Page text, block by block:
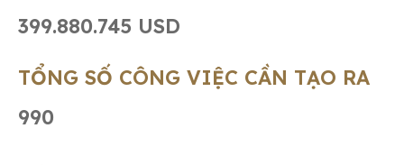
399.880.745 USD
TỔNG SỐ CÔNG VIỆC CẦN TẠO RA
990